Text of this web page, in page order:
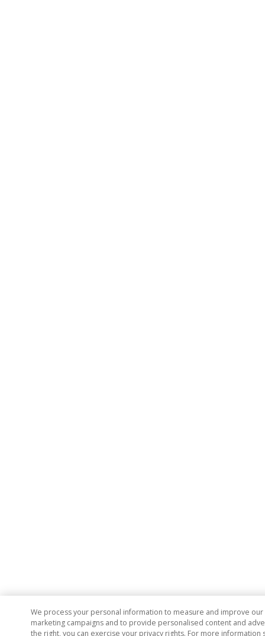
We process your personal information to measure and improve our
marketing campaigns and to provide personalised content and
the right, you can exercise your privacy rights. For more information